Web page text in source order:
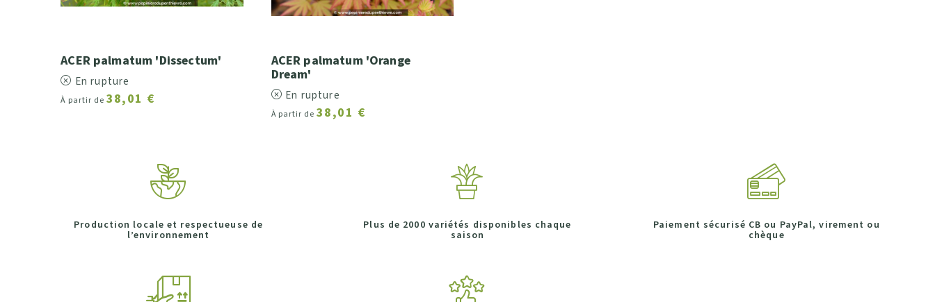
ACER palmatum 'Dissectum'
En rupture
À partir de 38,01 €
ACER palmatum 'Orange
Dream'
En rupture
À partir de 38,01 €
Production locale et respectueuse de
l’environnement
Plus de 2000 variétés disponibles chaque
saison
Paiement sécurisé CB ou PayPal, virement ou
chèque